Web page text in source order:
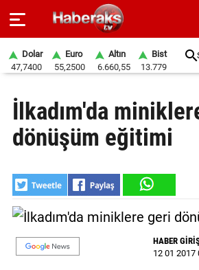
SPOR
YAŞAM
EKONOMİ
BELEDİYELER
SAĞLIK
Dolar
47,7400
Euro
55,2500
Altın
6.660,55
Bist
13.779
İlkadım'da
dönüşüm eğitimi
HABER
12 01 2017